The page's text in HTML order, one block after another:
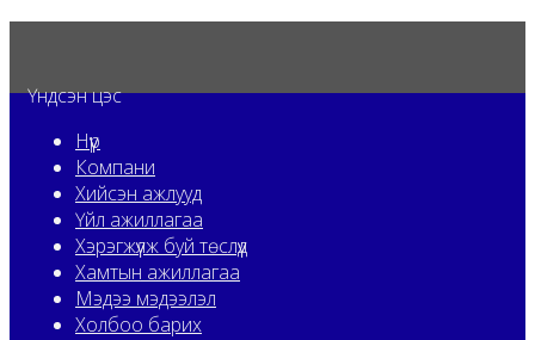
Үндсэн цэс
Нүүр
Компани
Хийсэн ажлууд
Үйл ажиллагаа
Хэрэгжүүлж буй төслүүд
Хамтын ажиллагаа
Мэдээ мэдээлэл
Холбоо барих